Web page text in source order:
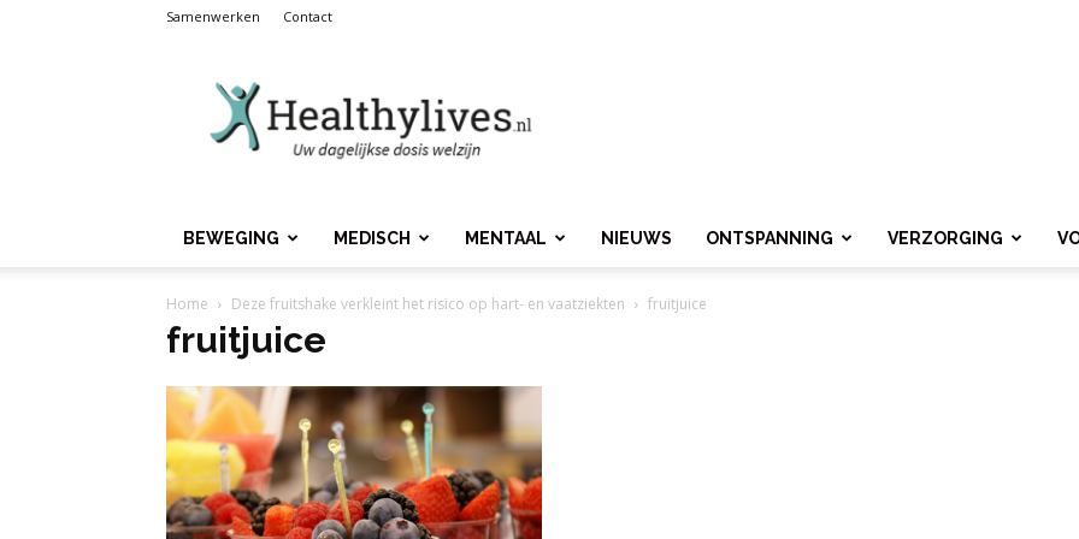
Samenwerken Contact
BEWEGING MEDISCH MENTAAL NIEUWS ONTSPANNING VERZORGING
Home Deze fruitshake verkleint het risico op hart- en vaatziekten fruitjuice
fruitjuice